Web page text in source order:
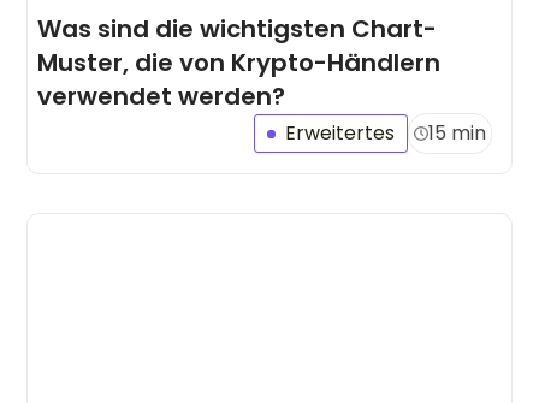
Was sind die wichtigsten Chart-
Muster, die von Krypto-Händlern
verwendet werden?
Erweitertes 15 min